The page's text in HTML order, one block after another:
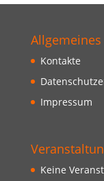
Allgemeines
Kontakte
Impressum
Keine